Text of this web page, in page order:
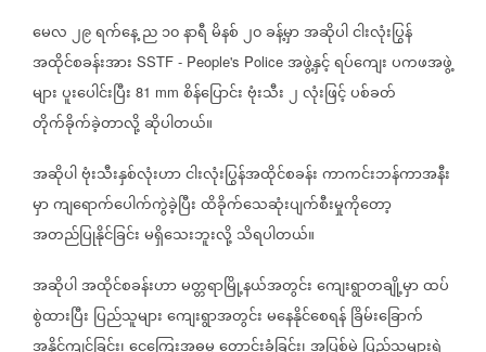
မေလ၂၉ရက်နေ့ည၁၀နာရီမိနစ်၂၀ခန့်မှာအဆိုပါငါးလုံးပြွန်
အထိုင်စခန်းအား SSTF - People's Police အဖွဲ့နှင့်ရပ်ကျေးပကဖအဖွဲ့
များပူးပေါင်းပြီး 81 mm စိန်ပြောင်းဗုံးသီး၂လုံးဖြင့်ပစ်ခတ်
တိုက်ခိုက်ခဲ့တာလို့ဆိုပါတယ်။
အဆိုပါဗုံးသီးနှစ်လုံးဟာငါးလုံးပြွန်အထိုင်စခန်းကာကင်းဘန်ကာအနီး
မှာကျရောက်ပေါက်ကွဲခဲ့ပြီးထိခိုက်သေဆုံးပျက်စီးမှုကိုတော့
အတည်ပြုနိုင်ခြင်းမရှိသေးဘူးလို့သိရပါတယ်။
အဆိုပါအထိုင်စခန်းဟာမတ္တရာမြို့နယ်အတွင်းကျေးရွာတချို့မှာထပ်
စွဲထားပြီး ပြည်သူများကျေးရွာအတွင်းမနေနိုင်စေရန်ခြိမ်းခြောက်